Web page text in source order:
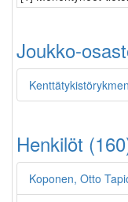
Joukko-
Henkilöt
Koponen, Otto